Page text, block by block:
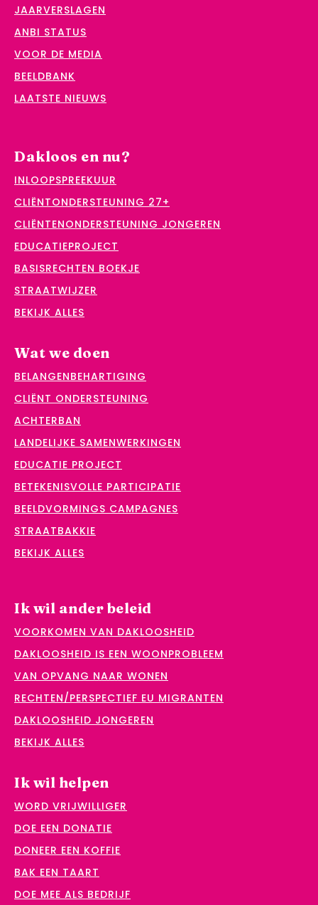
JAARVERSLAGEN
ANBI STATUS
VOOR DE MEDIA
BEELDBANK
LAATSTE NIEUWS
Dakloos en nu?
INLOOPSPREEKUUR
CLIËNTONDERSTEUNING 27+
CLIËNTENONDERSTEUNING JONGEREN
EDUCATIEPROJECT
BASISRECHTEN BOEKJE
STRAATWIJZER
BEKIJK ALLES
Wat we doen
BELANGENBEHARTIGING
CLIËNT ONDERSTEUNING
ACHTERBAN
LANDELIJKE SAMENWERKINGEN
EDUCATIE PROJECT
BETEKENISVOLLE PARTICIPATIE
BEELDVORMINGS CAMPAGNES
STRAATBAKKIE
BEKIJK ALLES
Ik wil ander beleid
VOORKOMEN VAN DAKLOOSHEID
DAKLOOSHEID IS EEN WOONPROBLEEM
VAN OPVANG NAAR WONEN
RECHTEN/PERSPECTIEF EU MIGRANTEN
DAKLOOSHEID JONGEREN
BEKIJK ALLES
Ik wil helpen
WORD VRIJWILLIGER
DOE EEN DONATIE
DONEER EEN KOFFIE
BAK EEN TAART
DOE MEE ALS BEDRIJF